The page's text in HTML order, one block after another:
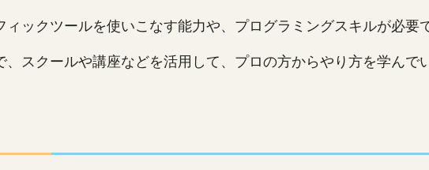
ックツールを使いこなす能力や、プログラミングスキルが必要
スクールや講座などを活用して、プロの方からやり方を学んで